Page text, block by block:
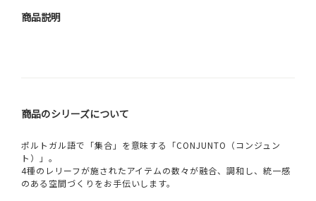
商品説明
商品のシリーズについて
ポルトガル語で「集合」を意味する「CONJUNTO（コンジュン
ト）」。
4種のレリーフが施されたアイテムの数々が融合、調和し、統一感
のある空間づくりをお手伝いします。